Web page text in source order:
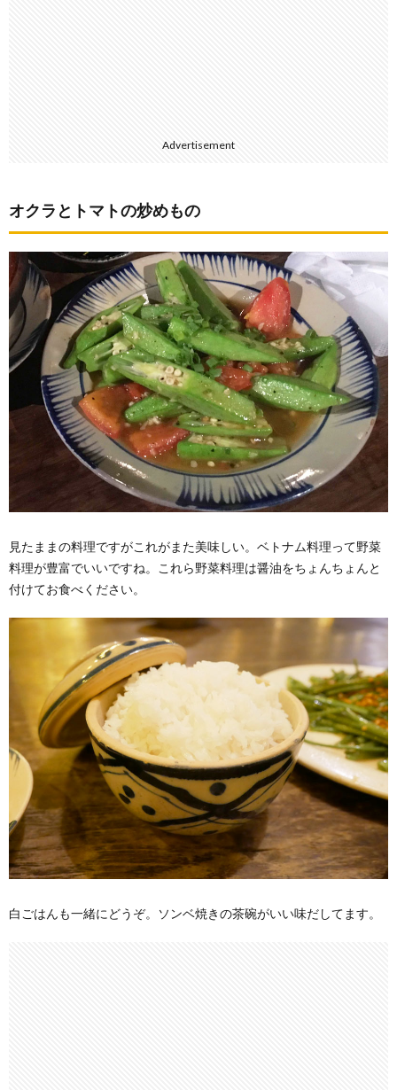
Advertisement
オクラとトマトの炒めもの
見たままの料理ですがこれがまた美味しい。ベトナム料理って野菜
料理が豊富でいいですね。これら野菜料理は醤油をちょんちょんと
付けてお食べください。
白ごはんも一緒にどうぞ。ソンベ焼きの茶碗がいい味だしてます。